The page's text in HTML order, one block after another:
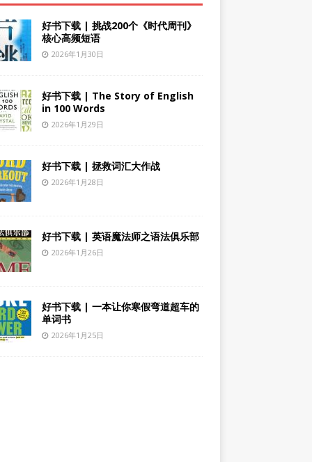
好书下载 | 挑战200个《时代周刊》
核心高频短语
2026年1月30日
好书下载 | The Story of English
in 100 Words
2026年1月29日
好书下载 | 拯救词汇大作战
2026年1月28日
好书下载 | 英语魔法师之语法俱乐部
2026年1月26日
好书下载 | 一本让你寒假弯道超车的
单词书
2026年1月25日